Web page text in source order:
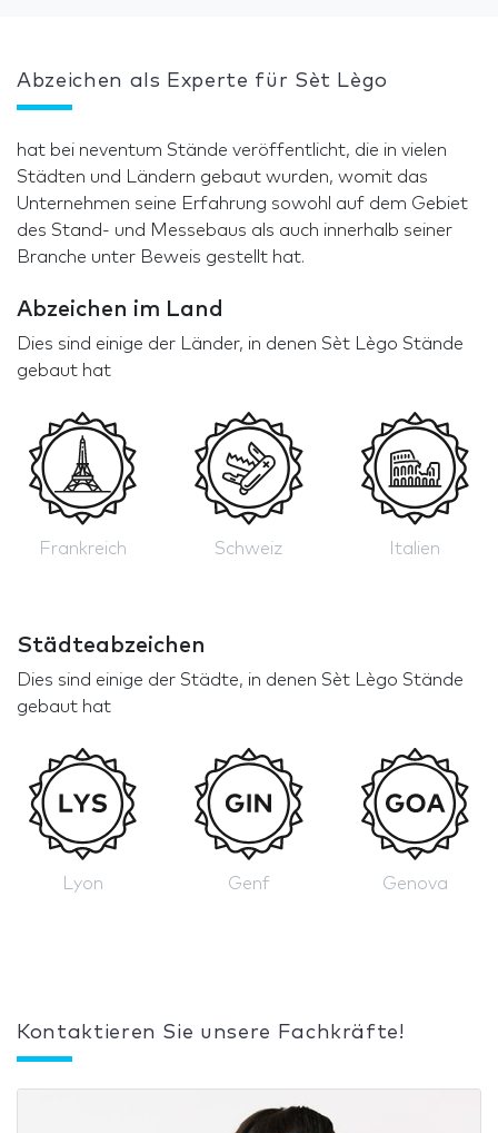
Abzeichen als Experte für Sèt Lègo
hat bei neventum Stände veröffentlicht, die in vielen
Städten und Ländern gebaut wurden, womit das
Unternehmen seine Erfahrung sowohl auf dem Gebiet
des Stand- und Messebaus als auch innerhalb seiner
Branche unter Beweis gestellt hat.
Abzeichen im Land
Dies sind einige der Länder, in denen Sèt Lègo Stände
gebaut hat
Frankreich Schweiz Italien
Städteabzeichen
Dies sind einige der Städte, in denen Sèt Lègo Stände
gebaut hat
Lyon Genf Genova
Kontaktieren Sie unsere Fachkräfte!